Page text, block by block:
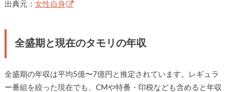
出典元： 女性自身
全盛期と現在のタモリの年収
全盛期の年収は平均5億〜7億円と推定されています。レギュラ
ー番組を絞った現在でも、CMや特番・印税なども含めると年収